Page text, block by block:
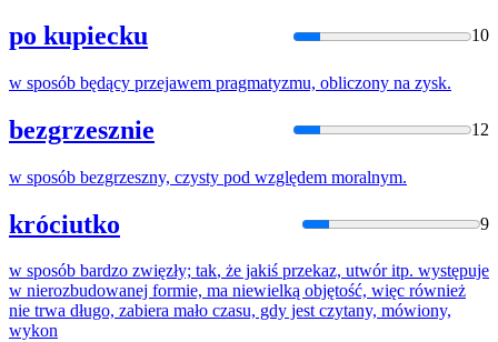
po kupiecku 10
w sposób będący przejawem pragmatyzmu, obliczony na zysk.
bezgrzesznie 12
w sposób bezgrzeszny, czysty pod względem moralnym.
króciutko 9
w sposób bardzo zwięzły; tak, że jakiś przekaz, utwór itp. występuje
w nierozbudowanej formie, ma niewielką objętość, więc również
nie trwa długo, zabiera mało czasu, gdy jest czytany, mówiony,
wykon